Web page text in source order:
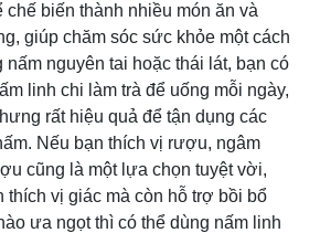
chế biến thành nhiều món ăn và
giúp chăm sóc sức khỏe một cách
nấm nguyên tai hoặc thái lát, bạn có
linh chi làm trà để uống mỗi ngày,
rất hiệu quả để tận dụng các
Nếu bạn thích vị rượu, ngâm
cũng là một lựa chọn tuyệt vời,
thích vị giác mà còn hỗ trợ bồi bổ
ưa ngọt thì có thể dùng nấm linh